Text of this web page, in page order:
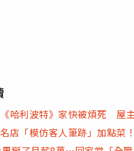
哈利波特》家快被煩死 屋
店「模仿客人筆跡」加點